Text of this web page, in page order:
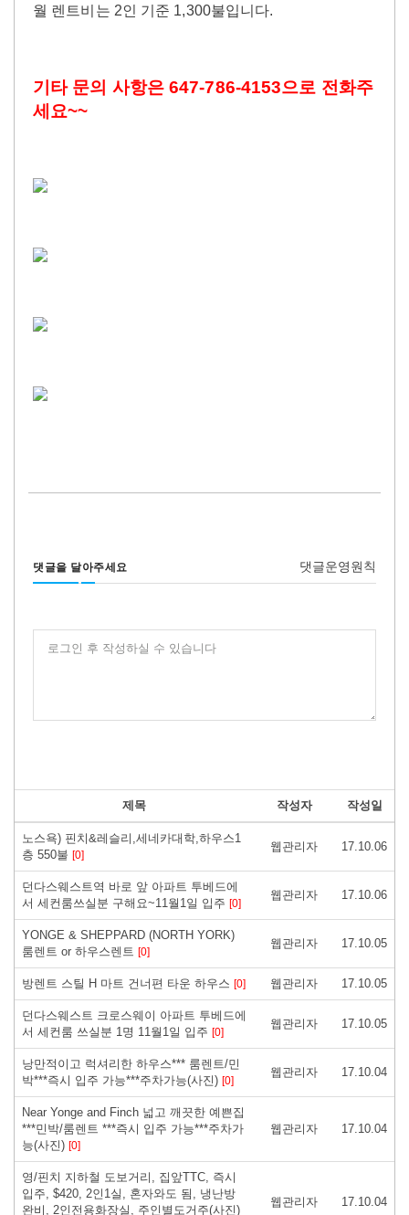
월 렌트비는 2인 기준 1,300불입니다.
기타 문의 사항은 647-786-4153으로 전화주
세요~~
댓글을 달아주세요 댓글운영원칙
로그인 후 작성하실 수 있습니다
제목 작성자 작성일
노스욕) 핀치&레슬리,세네카대학,하우스1
층 550불 [0]
웹관리자 17.10.06
던다스웨스트역 바로 앞 아파트 투베드에
서 세컨룸쓰실분 구해요~11월1일 입주 [0]
웹관리자 17.10.06
YONGE & SHEPPARD (NORTH YORK)
룸렌트 or 하우스렌트 [0]
웹관리자 17.10.05
방렌트 스틸 H 마트 건너편 타운 하우스 [0] 웹관리자 17.10.05
던다스웨스트 크로스웨이 아파트 투베드에
서 세컨룸 쓰실분 1명 11월1일 입주 [0]
웹관리자 17.10.05
낭만적이고 럭셔리한 하우스*** 룸렌트/민
박***즉시 입주 가능***주차가능(사진) [0]
웹관리자 17.10.04
Near Yonge and Finch 넓고 깨끗한 예쁜집
***민박/룸렌트 ***즉시 입주 가능***주차가
능(사진) [0]
웹관리자 17.10.04
영/핀치 지하철 도보거리, 집앞TTC, 즉시
입주, $420, 2인1실, 혼자와도 됨, 냉난방
완비, 2인전용화장실, 주인별도거주(사진)
웹관리자 17.10.04